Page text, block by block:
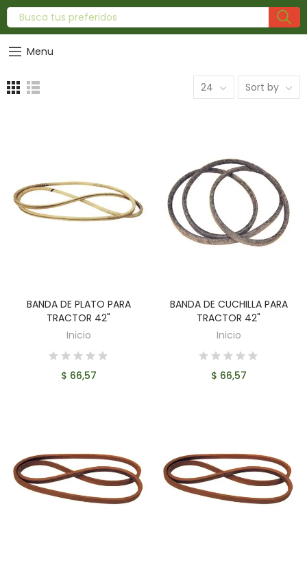
Menu
24 Sort by
AÑADIR AL CARRITO
BANDA DE PLATO PARA
TRACTOR 42"
Inicio
$ 66,57
AÑADIR AL CARRITO
BANDA DE CUCHILLA PARA
TRACTOR 42"
Inicio
$ 66,57